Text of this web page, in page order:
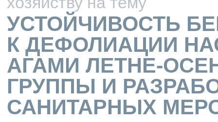
УСТОЙЧИВОСТЬ
К ДЕФОЛИАЦИИ
АГАМИ ЛЕТНЕ-
ГРУППЫ И
САНИТАРНЫХ